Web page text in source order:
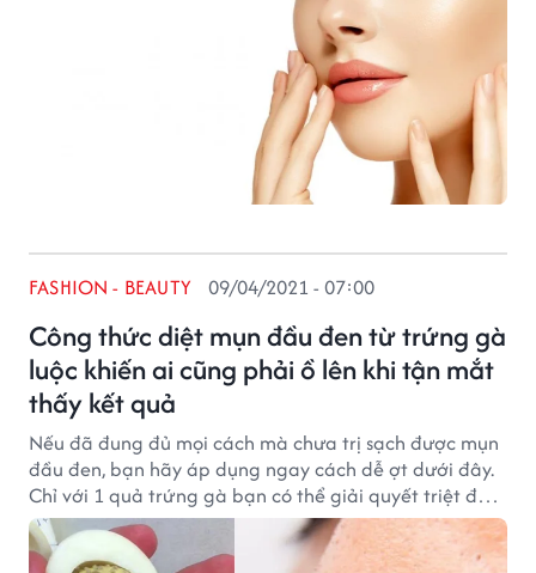
Công thức diệt mụn đầu đen từ trứng gà
luộc khiến ai cũng phải ồ lên khi tận mắt
thấy kết quả
FASHION - BEAUTY 09/04/2021 - 07:00
Nếu đã đung đủ mọi cách mà chưa trị sạch được mụn
đầu đen, bạn hãy áp dụng ngay cách dễ ợt dưới đây.
Chỉ với 1 quả trứng gà bạn có thể giải quyết triệt để
mụn đầu đen cho da trắng hồng, căng mịn.